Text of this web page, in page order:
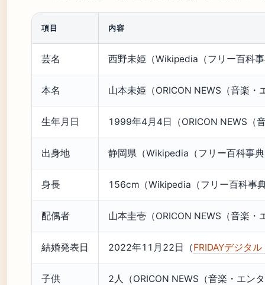
項目 内容
芸名 西野未姫（Wikipedia（フリー百科
本名 山本未姫（ORICON NEWS（音楽・
生年月日 1999年4月4日（ORICON NEWS（
出身地 静岡県（Wikipedia（フリー百科事
身長 156cm（Wikipedia（フリー百科事
配偶者 山本圭壱（ORICON NEWS（音楽・
結婚発表日 2022年11月22日（FRIDAYデジタ
子供 2人（ORICON NEWS（音楽・エン